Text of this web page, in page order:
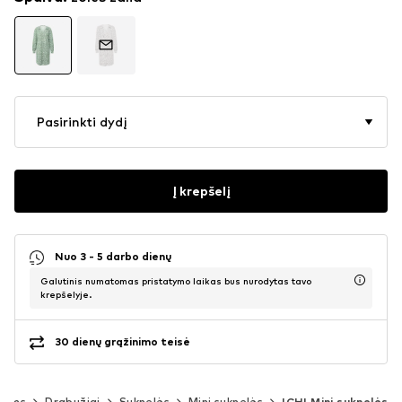
Pasirinkti dydį
Į krepšelį
Nuo 3 - 5 darbo dienų
Galutinis numatomas pristatymo laikas bus nurodytas tavo
krepšelyje.
30 dienų grąžinimo teisė